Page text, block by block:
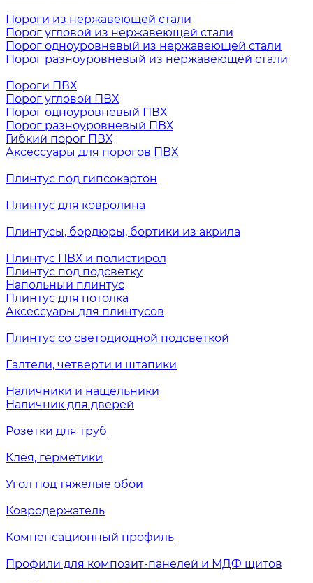
Пороги из нержавеющей стали
Порог угловой из нержавеющей стали
Порог одноуровневый из нержавеющей стали
Порог разноуровневый из нержавеющей стали
Пороги ПВХ
Порог угловой ПВХ
Порог одноуровневый ПВХ
Порог разноуровневый ПВХ
Гибкий порог ПВХ
Аксессуары для порогов ПВХ
Плинтус под гипсокартон
Плинтус для ковролина
Плинтусы, бордюры, бортики из акрила
Плинтус ПВХ и полистирол
Плинтус под подсветку
Напольный плинтус
Плинтус для потолка
Аксессуары для плинтусов
Плинтус со светодиодной подсветкой
Галтели, четверти и штапики
Наличники и нащельники
Наличник для дверей
Розетки для труб
Клея, герметики
Угол под тяжелые обои
Ковродержатель
Компенсационный профиль
Профили для композит-панелей и МДФ щитов